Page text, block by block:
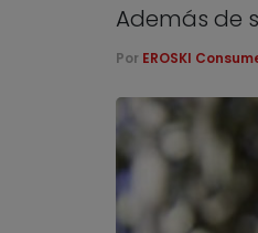
Además de
Por EROSKI